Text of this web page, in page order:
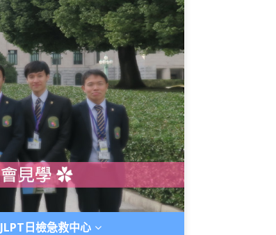
JLPT日檢急救中心